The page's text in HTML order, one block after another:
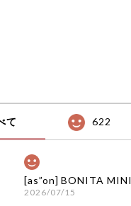
て 622
2026/07/15